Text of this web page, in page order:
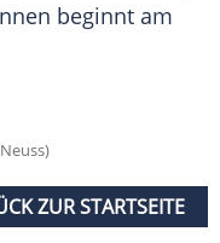
beginnt am
ZUR STARTSEITE